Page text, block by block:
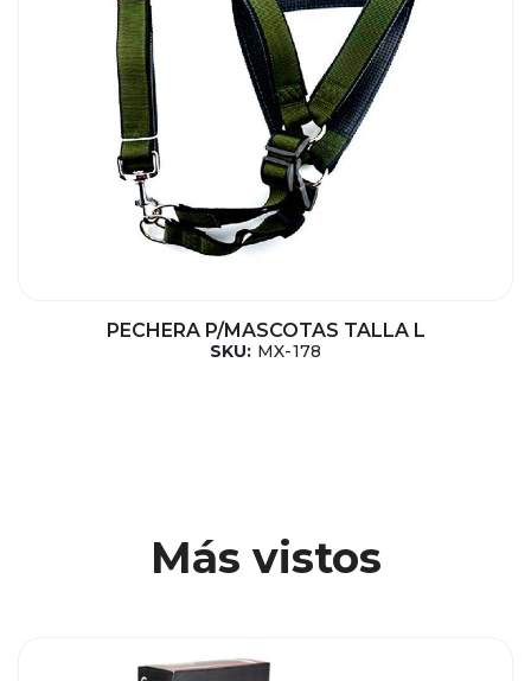
PECHERA P/MASCOTAS TALLA L
SKU: MX-178
Más vistos